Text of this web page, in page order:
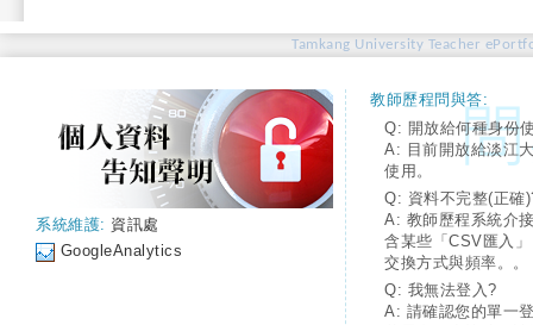
Tamkang University Teacher
系統維護: 資訊處
GoogleAnalytics
教師歷程問與答:
Q: 開放給何種身份
A: 目前開放給淡江
使用。
Q: 資料不完整(正確
A: 教師歷程系統介
含某些「CSV匯入
交換方式與頻率。。
Q: 我無法登入?
A: 請確認您的單一